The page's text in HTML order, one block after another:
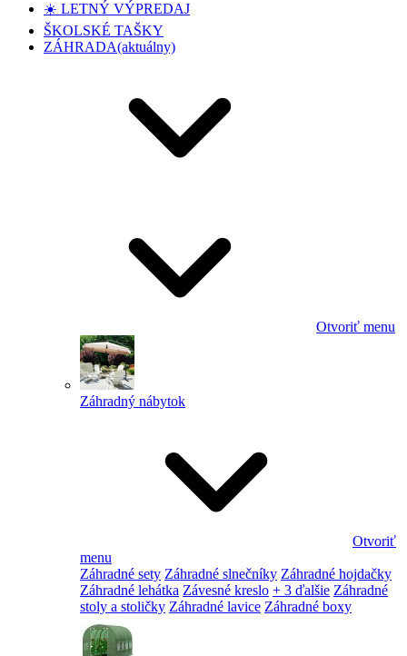
☀️ LETNÝ VÝPREDAJ
ŠKOLSKÉ TAŠKY
ZÁHRADA(aktuálny)
Otvoriť menu
Záhradný nábytok
Otvoriť
menu
Záhradné sety Záhradné slnečníky Záhradné hojdačky
Záhradné lehátka Závesné kreslo + 3 ďalšie Záhradné
stoly a stoličky Záhradné lavice Záhradné boxy